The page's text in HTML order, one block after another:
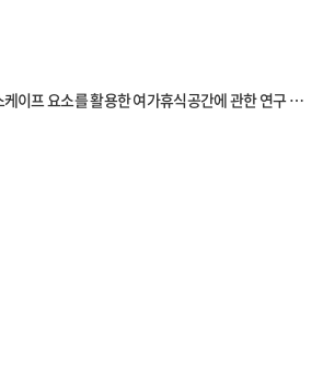
[졸업논문] 김보람 | 랜드스케이프 요소를 활용한 여가휴식공간에 관한 연구 - 복합상업시설 매개공간을 중심으로 - A Study on Leisure Relaxation Space Using Landscape Elements -Focusing on the Common Space of Multi-Commercial Complexes-